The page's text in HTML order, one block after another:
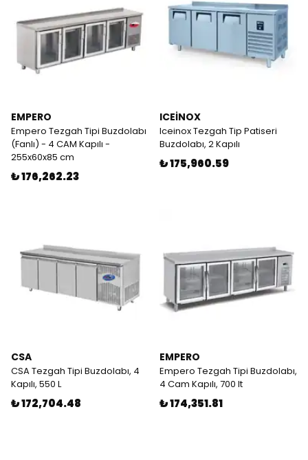
EMPERO
Empero Tezgah Tipi Buzdolabı
(Fanlı) - 4 CAM Kapılı -
255x60x85 cm
₺ 176,262.23
ICEİNOX
Iceinox Tezgah Tip Patiseri
Buzdolabı, 2 Kapılı
₺ 175,960.59
CSA
CSA Tezgah Tipi Buzdolabı, 4
Kapılı, 550 L
₺ 172,704.48
EMPERO
Empero Tezgah Tipi Buzdolabı,
4 Cam Kapılı, 700 lt
₺ 174,351.81